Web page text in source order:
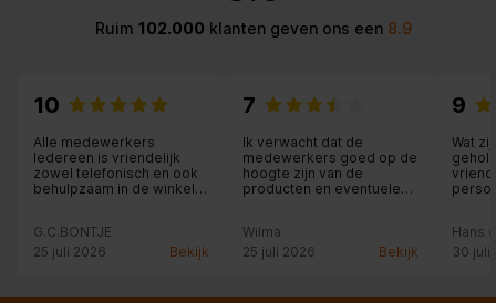
Ruim 102.000 klanten geven ons een8.9
10
Alle medewerkers
Iedereen is vriendelijk
zowel telefonisch en ook
behulpzaam in de winkel
G.C.BONTJE
25 juli 2026
Bekijk
7
Ik verwacht dat de
medewerkers goed op de
hoogte zijn van de
producten en eventuele
aandacht en service-
gericht zijn en bij fouten,
onvoldoende, jammer, had
Wilma
25 juli 2026
Bekijk
9
Wat
Hans
30 juli